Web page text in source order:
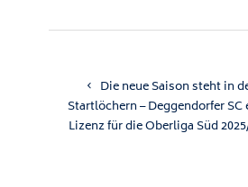
Die neue Saison steht in
Startlöchern – Deggendorfer SC
Lizenz für die Oberliga Süd